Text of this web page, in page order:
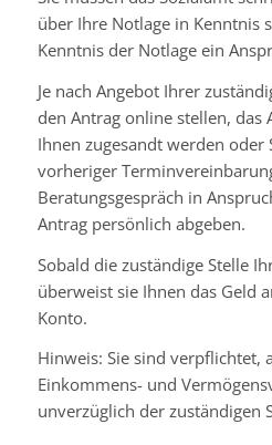
über Ihre Notlage in Kenntnis
Kenntnis der Notlage ein
Je nach Angebot Ihrer
den Antrag online stellen, das
Ihnen zugesandt werden oder
vorheriger
Beratungsgespräch in
Antrag persönlich abgeben.
Sobald die zuständige Stelle
überweist sie Ihnen das Geld
Konto.
Hinweis: Sie sind verpflichtet,
Einkommens- und
unverzüglich der zuständigen